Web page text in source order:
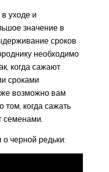
уходе и
значение в
сроков
необходимо
когда сажают
сроками
возможно вам
том, когда сажать
семенами.
черной редьки: